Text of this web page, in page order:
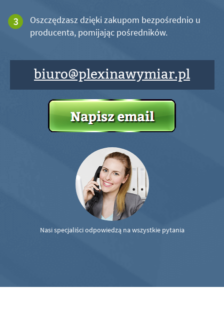
Oszczędzasz dzięki zakupom bezpośrednio u
producenta, pomijając pośredników.
biuro@plexinawymiar.pl
Nasi specjaliści odpowiedzą na wszystkie pytania